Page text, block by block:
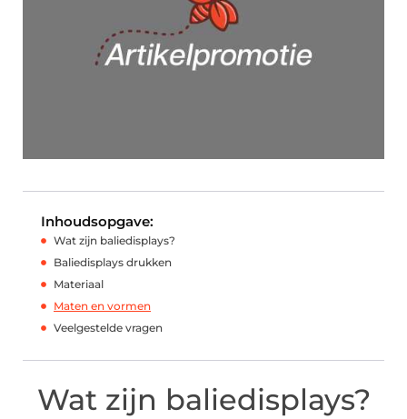
Inhoudsopgave:
Wat zijn baliedisplays?
Baliedisplays drukken
Materiaal
Maten en vormen
Veelgestelde vragen
Wat zijn baliedisplays?